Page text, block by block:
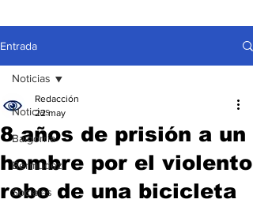
Entrada
Noticias
Baigorria
Bermúdez
Sociales
Noticias
8 años de prisión a un
hombre por el violento
robo de una bicicleta
Redacción
22 may